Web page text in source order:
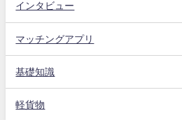
インタビュー
マッチングアプリ
基礎知識
軽貨物